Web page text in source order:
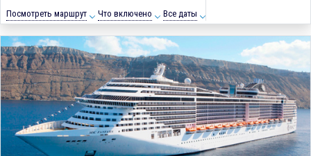
Посмотреть маршрут Что включено Все даты